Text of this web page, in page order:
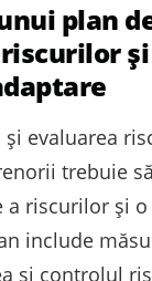
plan
evaluarea
trebuie
a riscurilor și
include
și controlul